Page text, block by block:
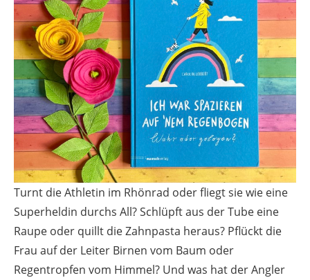
Turnt die Athletin im Rhönrad oder fliegt sie wie eine
Superheldin durchs All? Schlüpft aus der Tube eine
Raupe oder quillt die Zahnpasta heraus? Pflückt die
Frau auf der Leiter Birnen vom Baum oder
Regentropfen vom Himmel? Und was hat der Angler